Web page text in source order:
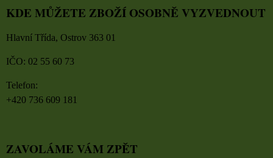
KDE MŮŽETE ZBOŽÍ OSOBNĚ VYZVEDNOUT
Hlavní Třída, Ostrov 363 01
IČO: 02 55 60 73
Telefon:
+420 736 609 181
ZAVOLÁME VÁM ZPĚT